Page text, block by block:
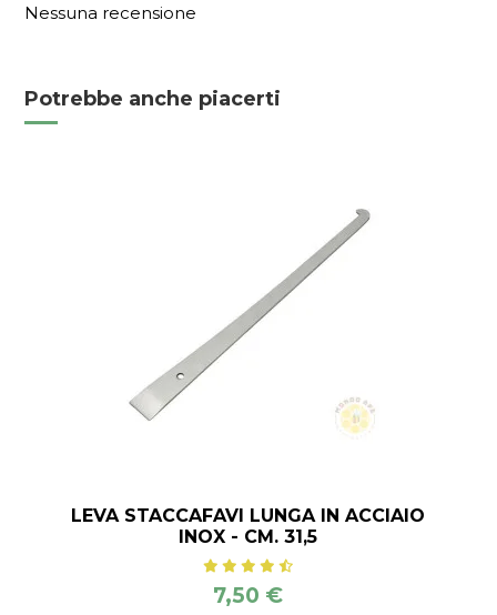
Nessuna recensione
Potrebbe anche piacerti
LEVA STACCAFAVI LUNGA IN ACCIAIO
INOX - CM. 31,5
7,50 €